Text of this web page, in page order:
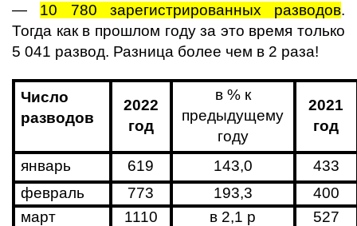
— 10 780 зарегистрированных разводов.
Тогда как в прошлом году за это время только
5 041 развод. Разница более чем в 2 раза!
Число
разводов
2022
год
в % к
предыдущему
году
2021
год
январь 619 143,0
433
февраль
773 193,3
400
март
1110 в 2,1 р
527